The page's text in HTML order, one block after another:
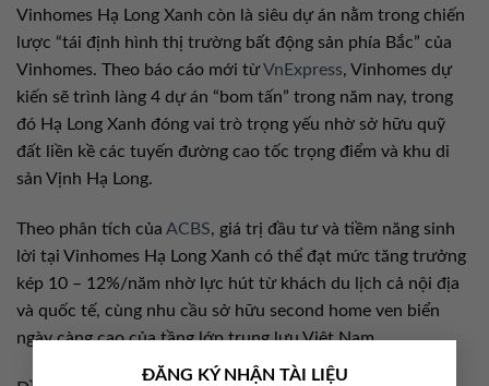
ĐĂNG KÝ NHẬN TÀI LIỆU
Vinhomes Hạ Long Xanh còn là siêu dự án nằm trong chiến
lược “tái định hình thị trường bất động sản phía Bắc” của
Vinhomes. Theo báo cáo mới từVnExpress, Vinhomes dự
kiến sẽ trình làng 4 dự án “bom tấn” trong năm nay, trong
đó Hạ Long Xanh đóng vai trò trọng yếu nhờ sở hữu quỹ
đất liền kề các tuyến đường cao tốc trọng điểm và khu di
sản Vịnh Hạ Long.
Theo phân tích của ACBS, giá trị đầu tư và tiềm năng sinh
lời tại Vinhomes Hạ Long Xanh có thể đạt mức tăng trưởng
kép 10 – 12%/năm nhờ lực hút từ khách du lịch cả nội địa
và quốc tế, cùng nhu cầu sở hữu second home ven biển
ngày càng cao của tầng lớp trung lưu Việt Nam.